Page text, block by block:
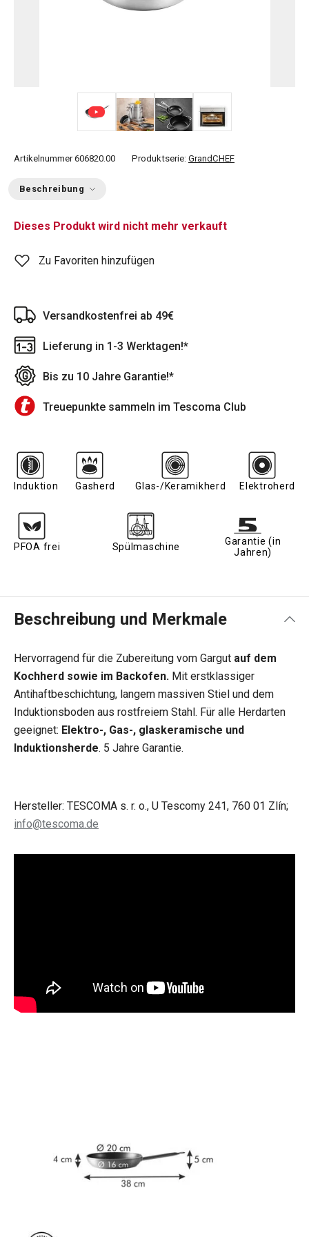
Artikelnummer 606820.00 Produktserie: GrandCHEF
Beschreibung
Dieses Produkt wird nicht mehr verkauft
Zu Favoriten hinzufügen
Versandkostenfrei ab 49€
Lieferung in 1-3 Werktagen!*
Bis zu 10 Jahre Garantie!*
Treuepunkte sammeln im Tescoma Club
Induktion Gasherd Glas-/Keramikherd Elektroherd
PFOA frei Spülmaschine
Garantie (in
Jahren)
Beschreibung und Merkmale
Hervorragend für die Zubereitung vom Gargut auf dem
Kochherd sowie im Backofen. Mit erstklassiger
Antihaftbeschichtung, langem massiven Stiel und dem
Induktionsboden aus rostfreiem Stahl. Für alle Herdarten
geeignet: Elektro-, Gas-, glaskeramische und
Induktionsherde. 5 Jahre Garantie.
Hersteller: TESCOMA s. r. o., U Tescomy 241, 760 01 Zlín;
info@tescoma.de